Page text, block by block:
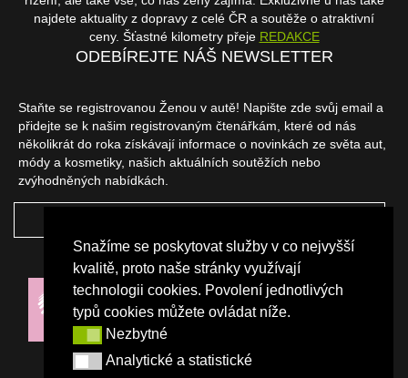
Snažíme se poskytovat služby v co nejvyšší
kvalitě, proto naše stránky využívají
technologii cookies. Povolení jednotlivých
typů cookies můžete ovládat níže.
NezbytnéNezbytné
Analytické a statistické
Analytické a statistické
najdete aktuality z dopravy z celé ČR a soutěže o atraktivní
ceny. Šťastné kilometry přeje REDAKCE
ODEBÍREJTE NÁŠ NEWSLETTER
Staňte se registrovanou Ženou v autě! Napište zde svůj email a
přidejte se k našim registrovaným čtenářkám, které od nás
několikrát do roka získávají informace o novinkách ze světa aut,
módy a kosmetiky, našich aktuálních soutěžích nebo
zvýhodněných nabídkách.
NAŠI PARTNEŘI